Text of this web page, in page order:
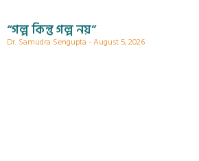
“গল্প কিন্তু গল্প নয়”
Dr. Samudra Sengupta August 5, 2026